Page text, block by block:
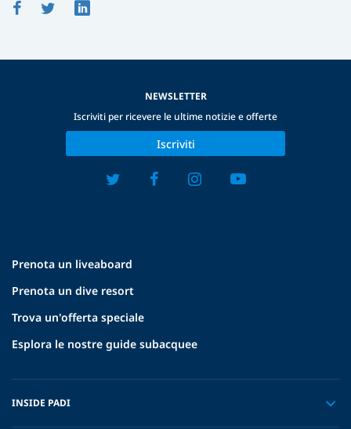
Prenota un liveaboard
Prenota un dive resort
Trova un'offerta speciale
Esplora le nostre guide subacquee
INSIDE PADI
NEWSLETTER
Iscriviti per ricevere le ultime notizie e offerte
Iscriviti